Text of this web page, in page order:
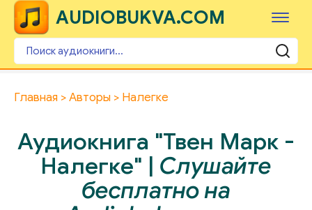
AUDIOBUKVA.COM
Главная Авторы Налегке
Аудиокнига "Твен Марк -
Налегке" | Слушайте
бесплатно на